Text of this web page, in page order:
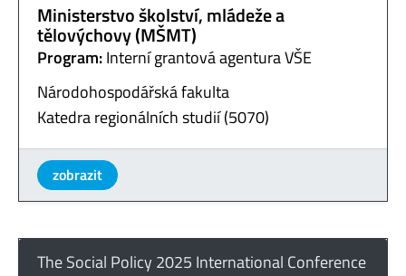
Ministerstvo školství, mládeže a
tělovýchovy (MŠMT)
Program:Interní grantová agentura VŠE
Národohospodářská fakulta
Katedra regionálních studií (5070)
zobrazit
The Social Policy 2025 International Conference